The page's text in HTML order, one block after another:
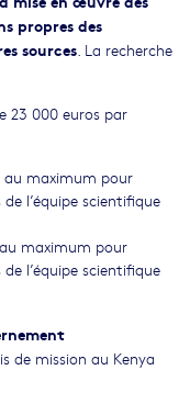
propres des
sources. La recherche
23 000 euros par
au maximum pour
l’équipe scientifique
maximum pour
l’équipe scientifique
de mission au Kenya